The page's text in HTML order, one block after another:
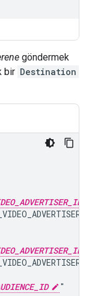
göndermek
bir Destination
"